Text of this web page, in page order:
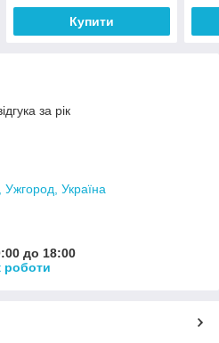
Купити
за рік
Україна
до 18:00
роботи